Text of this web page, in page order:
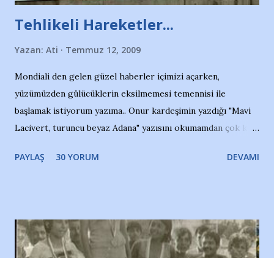
Tehlikeli Hareketler...
Yazan: Ati Temmuz 12, 2009
Mondiali den gelen güzel haberler içimizi açarken,
yüzümüzden gülücüklerin eksilmemesi temennisi ile
başlamak istiyorum yazıma.. Onur kardeşimin yazdığı "Mavi
Lacivert, turuncu beyaz Adana" yazısını okumamdan çok kısa
irkildim.. "Bursasporlu taraftarlar, İstanbul takımlarının
ve ürünlerini Bursa şehrinde görmek istemediklerini bir
protesto eylemiyle açıkladıklarını bildiriyordu.. Bu grup
PAYLAŞ 30 YORUM DEVAMI